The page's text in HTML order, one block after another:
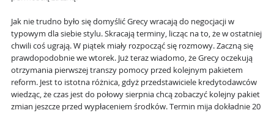
Jak nie trudno było się domyślić Grecy wracają do negocjacji w
typowym dla siebie stylu. Skracają terminy, licząc na to, że w ostatniej
chwili coś ugrają. W piątek miały rozpocząć się rozmowy. Zaczną się
prawdopodobnie we wtorek. Już teraz wiadomo, że Grecy oczekują
otrzymania pierwszej transzy pomocy przed kolejnym pakietem
reform. Jest to istotna różnica, gdyż przedstawiciele kredytodawców
wiedząc, że czas jest do połowy sierpnia chcą zobaczyć kolejny pakiet
zmian jeszcze przed wypłaceniem środków. Termin mija dokładnie 20